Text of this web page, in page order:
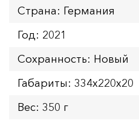
Страна: Германия
Год: 2021
Сохранность: Новый
Габариты: 334х220х20
Вес: 350 г